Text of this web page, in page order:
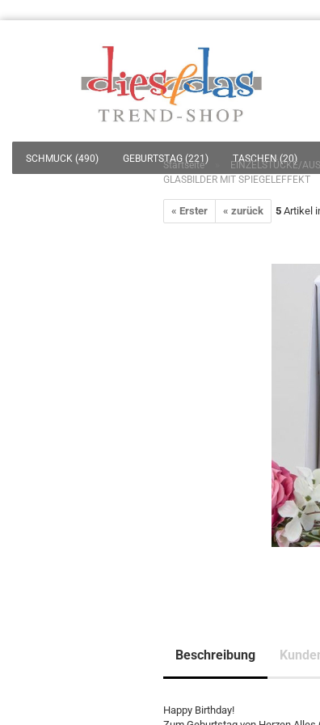
SCHMUCK (490) GEBURTSTAG (221) TASCHEN (20)
Startseite EINZELSTÜCKE/
GLASBILDER MIT SPIEGELEFFEKT
« Erster « zurück 5 Artikel
Beschreibung
Happy Birthday!